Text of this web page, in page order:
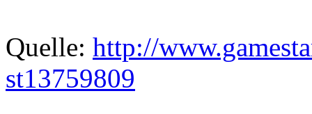
Quelle: http://
st13759809